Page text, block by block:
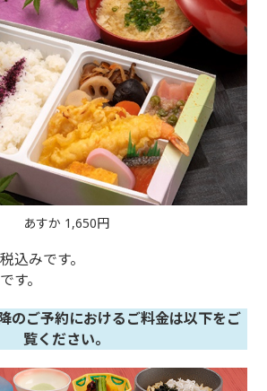
あすか 1,650円
込みです。
す。
のご予約におけるご料金は以下をご
覧ください。